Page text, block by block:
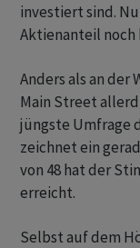
investiert sind.
Aktienanteil noch
Anders als an
Main Street
jüngste Umfrage
zeichnet ein
von 48 hat der
erreicht.
Selbst auf dem